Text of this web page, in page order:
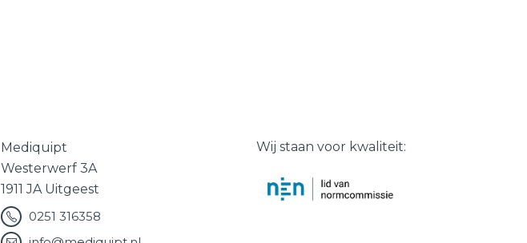
Mediquipt
Westerwerf 3A
1911 JA Uitgeest
0251 316358
Wij staan voor kwaliteit: